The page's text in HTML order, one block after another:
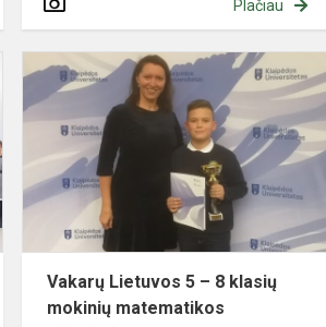
Plačiau
Konstitucijos
egzamino
nugalėtojų
apdovanojimai
Vakarų Lietuvos 5 – 8 klasių
mokinių matematikos